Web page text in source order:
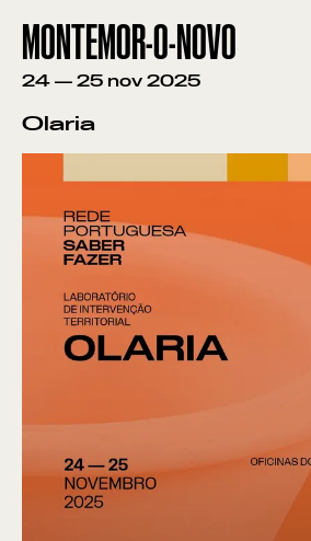
MONTEMOR-O-NOVO
24 — 25 nov 2025
Olaria